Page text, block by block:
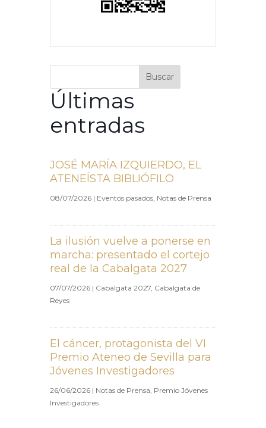
Buscar
Últimas
entradas
JOSÉ MARÍA IZQUIERDO, EL
ATENEÍSTA BIBLIÓFILO
08/07/2026 | Eventos pasados, Notas de Prensa
La ilusión vuelve a ponerse en
marcha: presentado el cortejo
real de la Cabalgata 2027
07/07/2026 | Cabalgata 2027, Cabalgata de
Reyes
El cáncer, protagonista del VI
Premio Ateneo de Sevilla para
Jóvenes Investigadores
26/06/2026 | Notas de Prensa, Premio Jóvenes
Investigadores